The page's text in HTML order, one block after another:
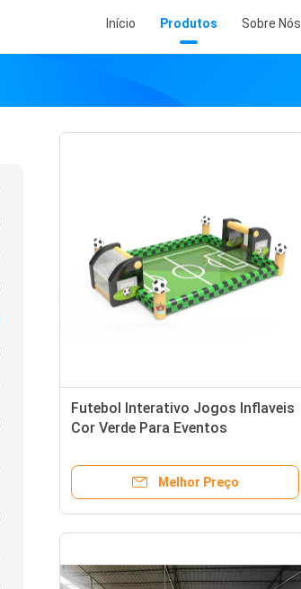
Início Produtos Sobre Nós
Futebol Interativo Jogos Inflaveis
Cor Verde Para Eventos
Melhor Preço